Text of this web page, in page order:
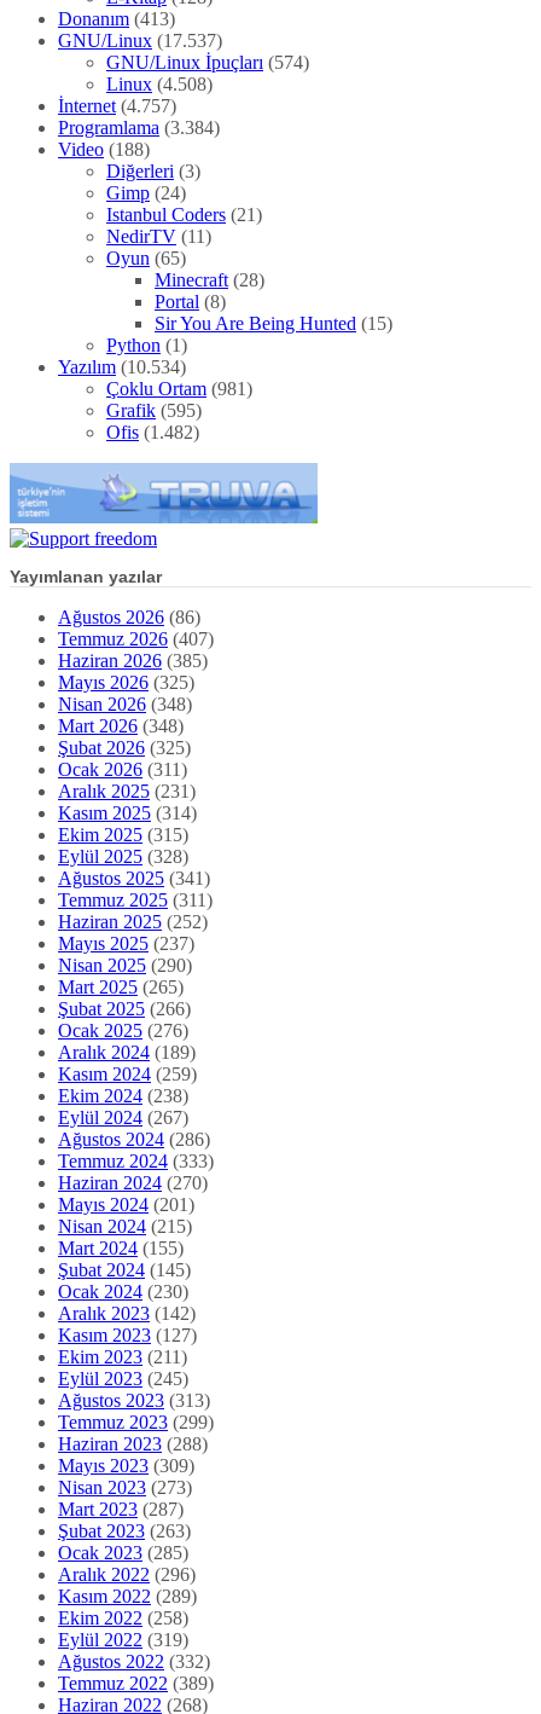
Donanım (413)
GNU/Linux (17.537)
GNU/Linux İpuçları (574)
Linux (4.508)
İnternet (4.757)
Programlama (3.384)
Video (188)
Diğerleri (3)
Gimp (24)
Istanbul Coders (21)
NedirTV (11)
Oyun (65)
Minecraft (28)
Portal (8)
Sir You Are Being Hunted (15)
Python (1)
Yazılım (10.534)
Çoklu Ortam (981)
Grafik (595)
Ofis (1.482)
Yayımlanan yazılar
Ağustos 2026 (86)
Temmuz 2026 (407)
Haziran 2026 (385)
Mayıs 2026 (325)
Nisan 2026 (348)
Mart 2026 (348)
Şubat 2026 (325)
Ocak 2026 (311)
Aralık 2025 (231)
Kasım 2025 (314)
Ekim 2025 (315)
Eylül 2025 (328)
Ağustos 2025 (341)
Temmuz 2025 (311)
Haziran 2025 (252)
Mayıs 2025 (237)
Nisan 2025 (290)
Mart 2025 (265)
Şubat 2025 (266)
Ocak 2025 (276)
Aralık 2024 (189)
Kasım 2024 (259)
Ekim 2024 (238)
Eylül 2024 (267)
Ağustos 2024 (286)
Temmuz 2024 (333)
Haziran 2024 (270)
Mayıs 2024 (201)
Nisan 2024 (215)
Mart 2024 (155)
Şubat 2024 (145)
Ocak 2024 (230)
Aralık 2023 (142)
Kasım 2023 (127)
Ekim 2023 (211)
Eylül 2023 (245)
Ağustos 2023 (313)
Temmuz 2023 (299)
Haziran 2023 (288)
Mayıs 2023 (309)
Nisan 2023 (273)
Mart 2023 (287)
Şubat 2023 (263)
Ocak 2023 (285)
Aralık 2022 (296)
Kasım 2022 (289)
Ekim 2022 (258)
Eylül 2022 (319)
Ağustos 2022 (332)
Temmuz 2022 (389)
Haziran 2022 (268)